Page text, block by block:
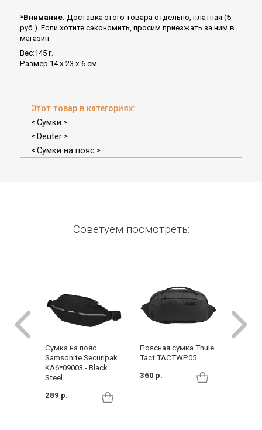
*Внимание. Доставка этого товара отдельно, платная (5
руб.). Если хотите сэкономить, просим приезжать за ним в
магазин.
Вес:145 г.
Размер:14 x 23 x 6 см
Этот товар в категориях:
< Сумки >
< Deuter>
< Сумки на пояс>
Советуем посмотреть:
Сумка на пояс
Samsonite Securipak
KA6*09003 - Black
Steel
289 р.
Поясная сумка Thule
Tact TACTWP05
360 р.